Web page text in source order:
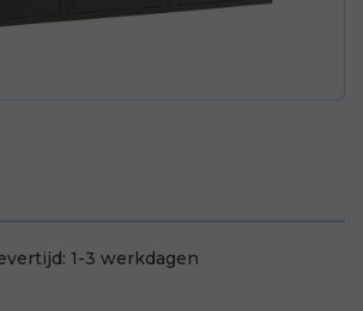
1-3 werkdagen